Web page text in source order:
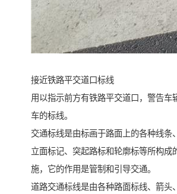
接近铁路平交道口标线
用以指示前方有铁路平交道口，警告车
车的标线。
交通标线是由标画于路面上的各种线条
立面标记、突起路标和轮廓标等所构成
施，它的作用是管制和引导交通。
道路交通标线是由各种路面标线、箭头